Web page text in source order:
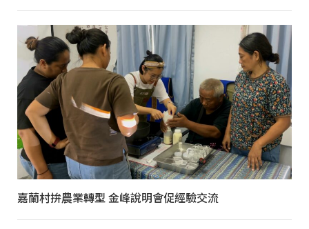
嘉蘭村拚農業轉型 金峰說明會促經驗交流